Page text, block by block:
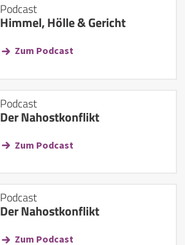
Podcast
Himmel, Hölle & Gericht
Zum Podcast
Podcast
Der Nahostkonflikt
Zum Podcast
Podcast
Der Nahostkonflikt
Zum Podcast